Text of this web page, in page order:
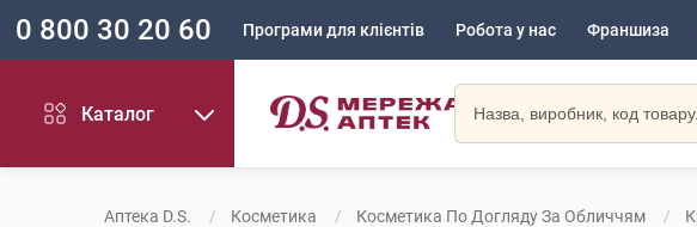
0 800 30 20 60 Програми для клієнтів Робота у нас Франшиза
Каталог
Аптека D.S. Косметика Косметика По Догляду За Обличчям